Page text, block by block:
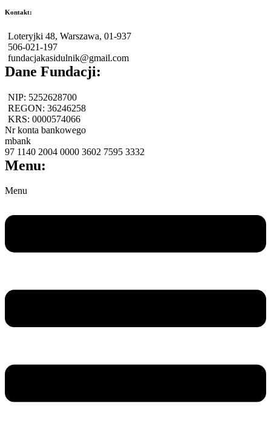
Kontakt:
Loteryjki 48, Warszawa, 01-937
506-021-197
fundacjakasidulnik@gmail.com
Dane Fundacji:
NIP: 5252628700
REGON: 36246258
KRS: 0000574066
Nr konta bankowego
mbank
97 1140 2004 0000 3602 7595 3332
Menu:
Menu